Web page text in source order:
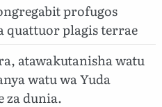
profugos
quattuor plagis terrae
atawakutanisha watu
watu wa Yuda
za dunia.